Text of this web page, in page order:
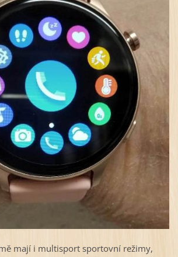
mají i multisport sportovní režimy,